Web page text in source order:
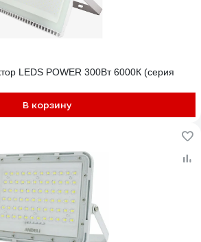
LEDS POWER 300Вт 6000К (серия
В корзину